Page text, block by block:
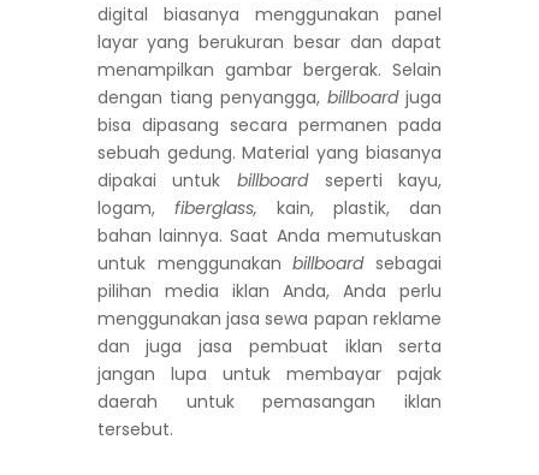
digital biasanya menggunakan panel
layar yang berukuran besar dan dapat
menampilkan gambar bergerak. Selain
dengan tiang penyangga,billboardjuga
bisa dipasang secara permanen pada
sebuah gedung. Material yang biasanya
dipakai untuk billboardseperti kayu,
logam, fiberglass, kain, plastik, dan
bahan lainnya. Saat Anda memutuskan
untuk menggunakanbillboardsebagai
pilihan media iklan Anda, Anda perlu
menggunakan jasa sewa papan reklame
dan juga jasa pembuat iklan serta
jangan lupa untuk membayar pajak
daerah untuk pemasangan iklan
tersebut.